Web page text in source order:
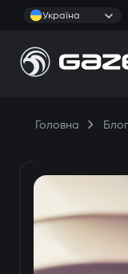
Україна
Головна Блог